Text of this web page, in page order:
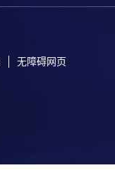
无障碍网页